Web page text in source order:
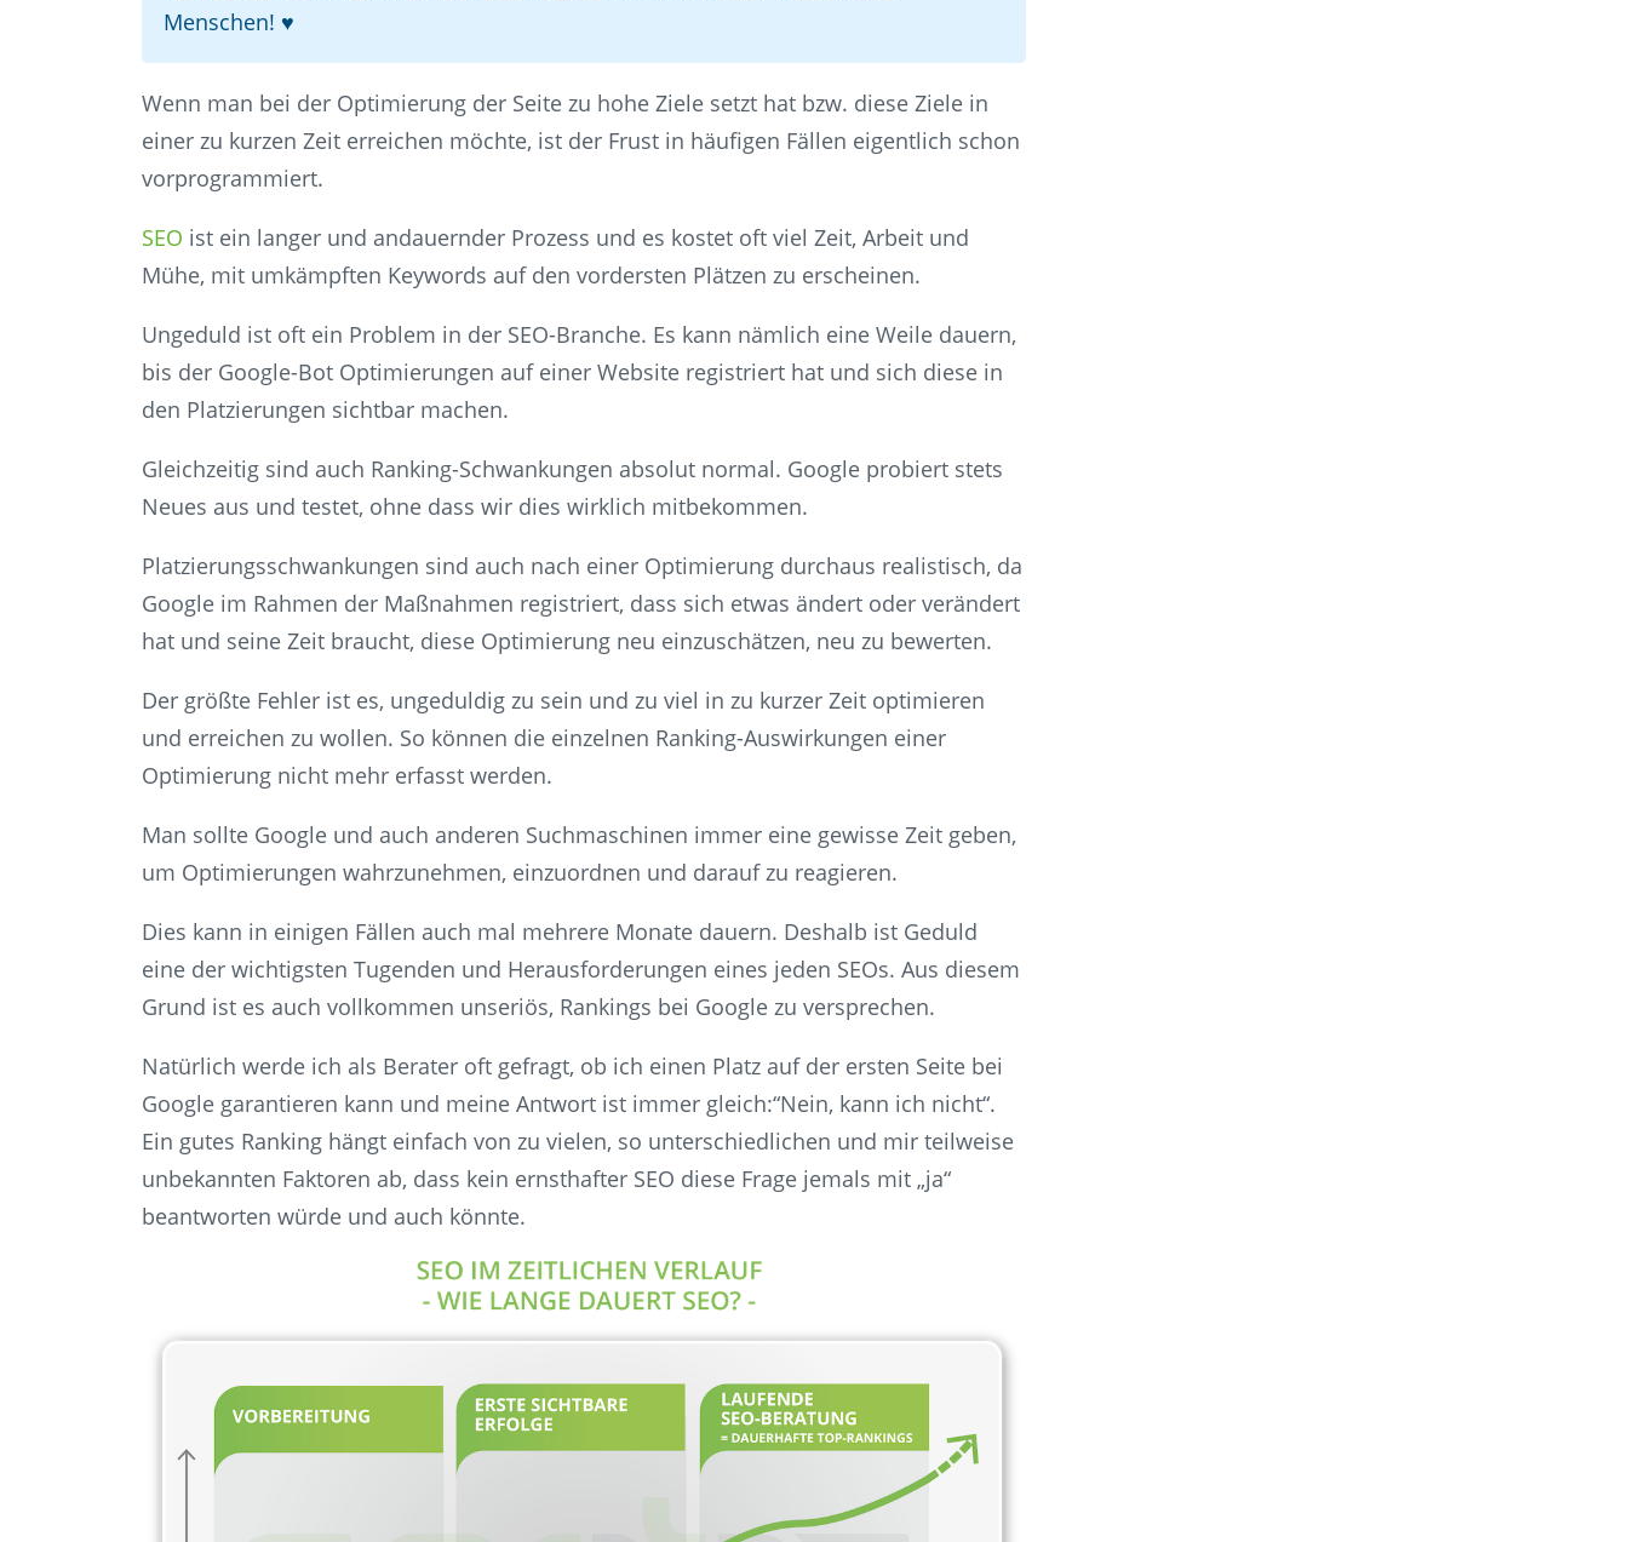
Menschen! ♥
Wenn man bei der Optimierung der Seite zu hohe Ziele setzt hat bzw. diese Ziele in
einer zu kurzen Zeit erreichen möchte, ist der Frust in häufigen Fällen eigentlich schon
vorprogrammiert.
SEO ist ein langer und andauernder Prozess und es kostet oft viel Zeit, Arbeit und
Mühe, mit umkämpften Keywords auf den vordersten Plätzen zu erscheinen.
Ungeduld ist oft ein Problem in der SEO-Branche. Es kann nämlich eine Weile dauern,
bis der Google-Bot Optimierungen auf einer Website registriert hat und sich diese in
den Platzierungen sichtbar machen.
Gleichzeitig sind auch Ranking-Schwankungen absolut normal. Google probiert stets
Neues aus und testet, ohne dass wir dies wirklich mitbekommen.
Platzierungsschwankungen sind auch nach einer Optimierung durchaus realistisch, da
Google im Rahmen der Maßnahmen registriert, dass sich etwas ändert oder verändert
hat und seine Zeit braucht, diese Optimierung neu einzuschätzen, neu zu bewerten.
Der größte Fehler ist es, ungeduldig zu sein und zu viel in zu kurzer Zeit optimieren
und erreichen zu wollen. So können die einzelnen Ranking-Auswirkungen einer
Optimierung nicht mehr erfasst werden.
Man sollte Google und auch anderen Suchmaschinen immer eine gewisse Zeit geben,
um Optimierungen wahrzunehmen, einzuordnen und darauf zu reagieren.
Dies kann in einigen Fällen auch mal mehrere Monate dauern. Deshalb ist Geduld
eine der wichtigsten Tugenden und Herausforderungen eines jeden SEOs. Aus diesem
Grund ist es auch vollkommen unseriös, Rankings bei Google zu versprechen.
Natürlich werde ich als Berater oft gefragt, ob ich einen Platz auf der ersten Seite bei
Google garantieren kann und meine Antwort ist immer gleich:“Nein, kann ich nicht“.
Ein gutes Ranking hängt einfach von zu vielen, so unterschiedlichen und mir teilweise
unbekannten Faktoren ab, dass kein ernsthafter SEO diese Frage jemals mit „ja“
beantworten würde und auch könnte.